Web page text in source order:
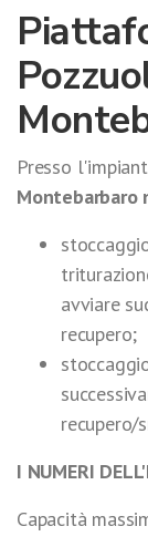
Presso
Montebarbaro
avviare
recupero;
recupero/
I NUMERI
Capacità